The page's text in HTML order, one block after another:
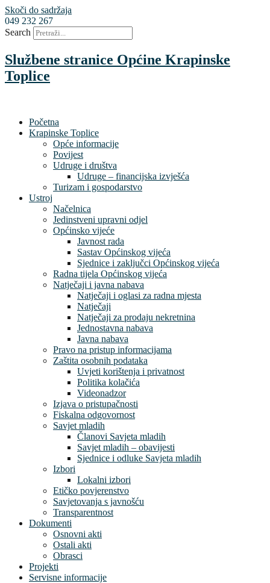
Skoči do sadržaja
049 232 267
Search
Službene stranice Općine Krapinske
Toplice
Početna
Krapinske Toplice
Opće informacije
Povijest
Udruge i društva
Udruge – financijska izvješća
Turizam i gospodarstvo
Ustroj
Načelnica
Jedinstveni upravni odjel
Općinsko vijeće
Javnost rada
Sastav Općinskog vijeća
Sjednice i zaključci Općinskog vijeća
Radna tijela Općinskog vijeća
Natječaji i javna nabava
Natječaji i oglasi za radna mjesta
Natječaji
Natječaji za prodaju nekretnina
Jednostavna nabava
Javna nabava
Pravo na pristup informacijama
Zaštita osobnih podataka
Uvjeti korištenja i privatnost
Politika kolačića
Videonadzor
Izjava o pristupačnosti
Fiskalna odgovornost
Savjet mladih
Članovi Savjeta mladih
Savjet mladih – obavijesti
Sjednice i odluke Savjeta mladih
Izbori
Lokalni izbori
Etičko povjerenstvo
Savjetovanja s javnošću
Transparentnost
Dokumenti
Osnovni akti
Ostali akti
Obrasci
Projekti
Servisne informacije